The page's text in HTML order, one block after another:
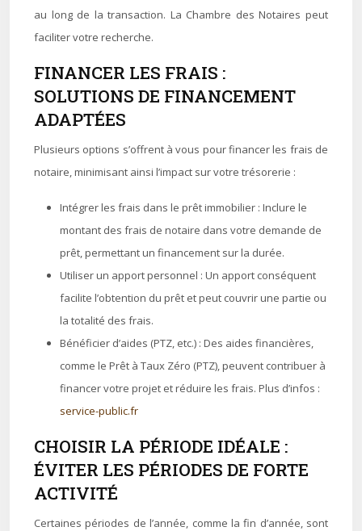
au long de la transaction. La Chambre des Notaires peut
faciliter votre recherche.
FINANCER LES FRAIS :
SOLUTIONS DE FINANCEMENT
ADAPTÉES
Plusieurs options s’offrent à vous pour financer les frais de
notaire, minimisant ainsi l’impact sur votre trésorerie :
Intégrer les frais dans le prêt immobilier : Inclure le
montant des frais de notaire dans votre demande de
prêt, permettant un financement sur la durée.
Utiliser un apport personnel : Un apport conséquent
facilite l’obtention du prêt et peut couvrir une partie ou
la totalité des frais.
Bénéficier d’aides (PTZ, etc.) : Des aides financières,
comme le Prêt à Taux Zéro (PTZ), peuvent contribuer à
financer votre projet et réduire les frais. Plus d’infos :
service-public.fr
CHOISIR LA PÉRIODE IDÉALE :
ÉVITER LES PÉRIODES DE FORTE
ACTIVITÉ
Certaines périodes de l’année, comme la fin d’année, sont